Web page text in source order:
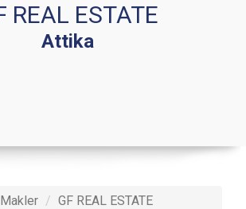
REAL ESTATE
Attika
Makler GF REAL ESTATE